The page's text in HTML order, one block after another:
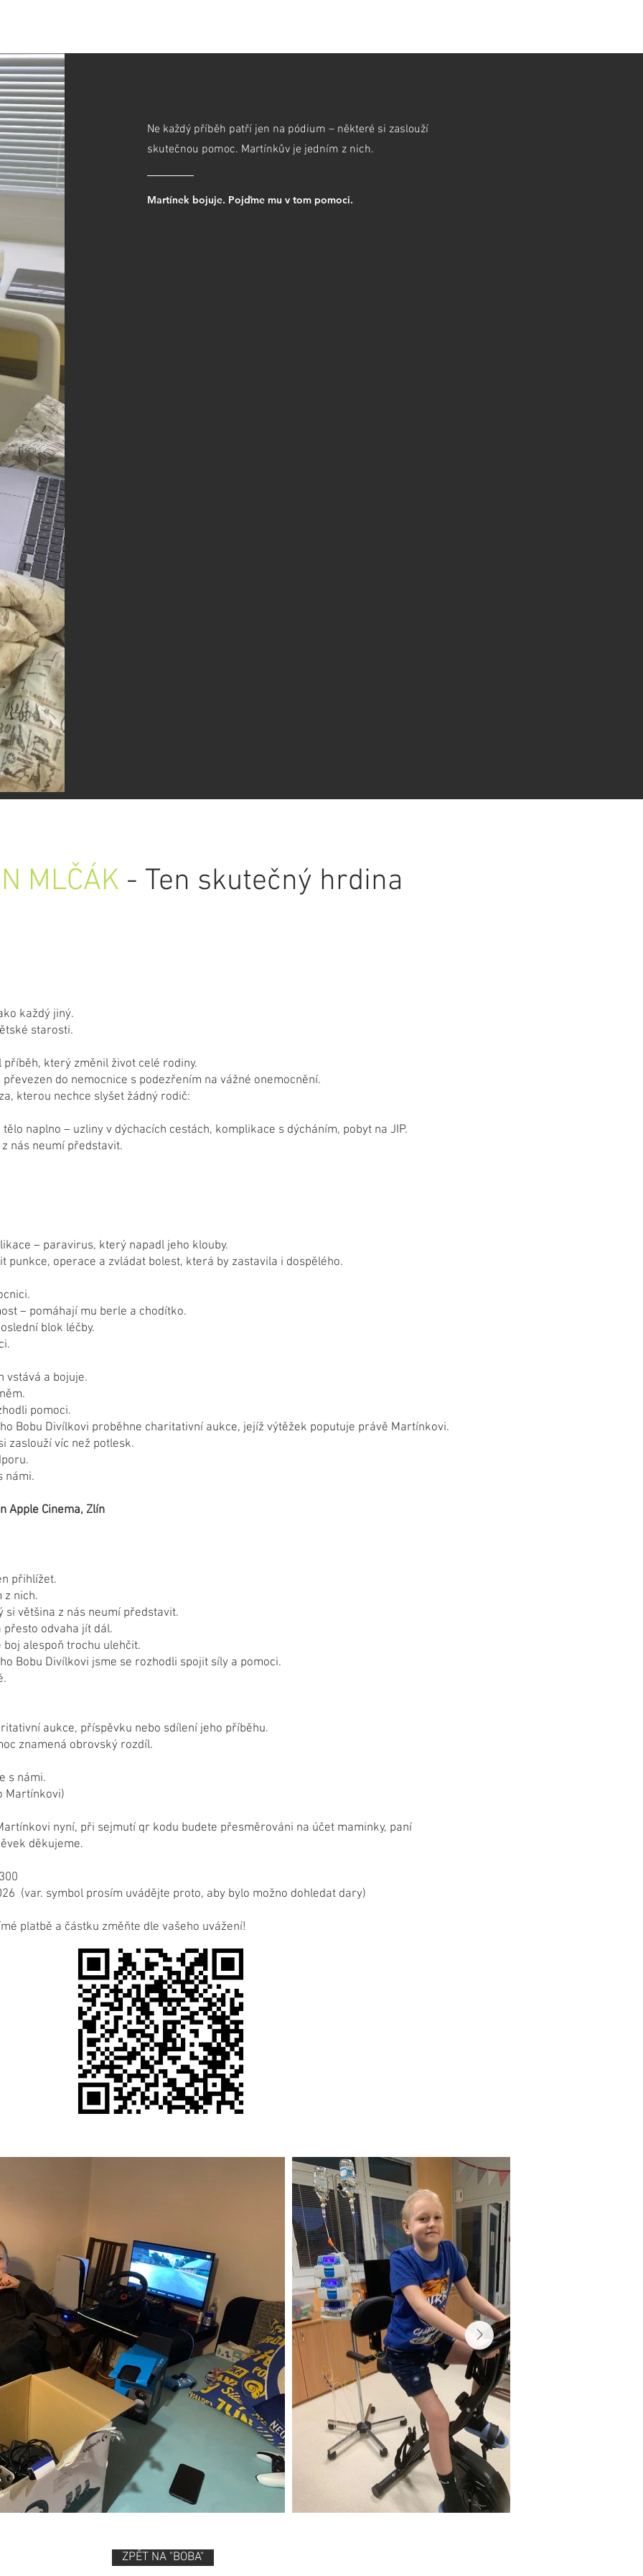
Ne každý příběh patří jen na pódium – některé si zaslouží
skutečnou pomoc. Martínkův je jedním z nich.
Martínek bojuje. Pojďme mu v tom pomoci.
MLČÁK - Ten skutečný hrdina
každý jiný.
starosti.
který změnil život celé rodiny.
do nemocnice s podezřením na vážné onemocnění.
kterou nechce slyšet žádný rodič:
naplno – uzliny v dýchacích cestách, komplikace s dýcháním, pobyt na JIP.
nás neumí představit.
– paravirus, který napadl jeho klouby.
punkce, operace a zvládat bolest, která by zastavila i dospělého.
– pomáhají mu berle a chodítko.
blok léčby.
vstává a bojuje.
pomoci.
Bobu Divílkovi proběhne charitativní aukce, jejíž výtěžek poputuje právě Martínkovi.
zaslouží víc než potlesk.
námi.
Apple Cinema, Zlín
přihlížet.
z nich.
si většina z nás neumí představit.
odvaha jít dál.
alespoň trochu ulehčit.
Bobu Divílkovi jsme se rozhodli spojit síly a pomoci.
aukce, příspěvku nebo sdílení jeho příběhu.
znamená obrovský rozdíl.
s námi.
Martínkovi)
nyní, při sejmutí qr kodu budete přesměrováni na účet maminky, paní
děkujeme.
(var. symbol prosím uvádějte proto, aby bylo možno dohledat dary)
platbě a částku změňte dle vašeho uvážení!
ZPĚT NA "BOBA"